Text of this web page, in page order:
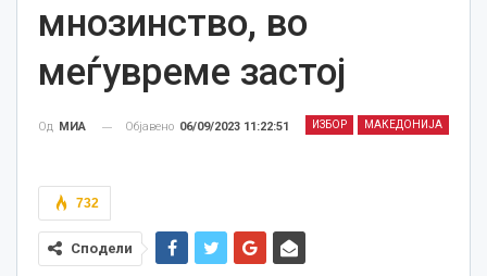
мнозинство, во
меѓувреме застој
ИЗБОР МАКЕДОНИЈА
Од МИА Објавено 06/09/2023 11:22:51
732
Сподели